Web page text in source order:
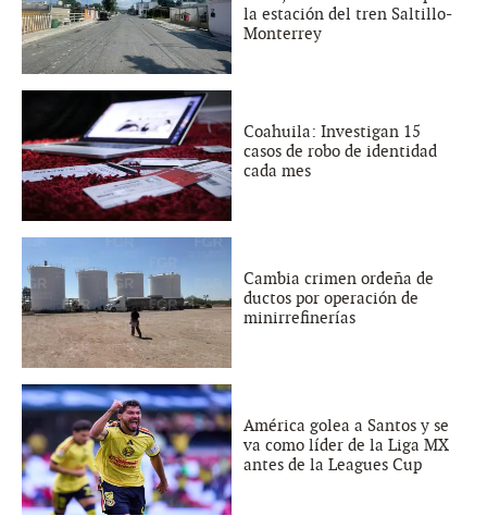
la estación del tren Saltillo-
Monterrey
Coahuila: Investigan 15
casos de robo de identidad
cada mes
Cambia crimen ordeña de
ductos por operación de
minirrefinerías
América golea a Santos y se
va como líder de la Liga MX
antes de la Leagues Cup